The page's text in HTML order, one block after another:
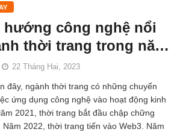
hướng công nghệ nổi
thời trang trong năm
22 Tháng Hai, 2023
đây, ngành thời trang có những chuyển
ứng dụng công nghệ vào hoạt động kinh
2021, thời trang bắt đầu chập chững
2022, thời trang tiến vào Web3. Năm